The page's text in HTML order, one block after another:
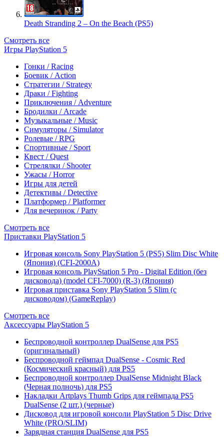
Death Stranding 2 – On the Beach (PS5)
Смотреть все
Игры PlayStation 5
Гонки / Racing
Боевик / Action
Стратегии / Strategy
Драки / Fighting
Приключения / Adventure
Бродилки / Arcade
Музыкальные / Music
Симуляторы / Simulator
Ролевые / RPG
Спортивные / Sport
Квест / Quest
Стрелялки / Shooter
Ужасы / Horror
Игры для детей
Детективы / Detective
Платформер / Platformer
Для вечеринок / Party
Смотреть все
Приставки PlayStation 5
Игровая консоль Sony PlayStation 5 (PS5) Slim Disc White
(Япония) (CFI-2000A)
Игровая консоль PlayStation 5 Pro - Digital Edition (без
дисковода) (model CFI-7000) (R-3) (Япония)
Игровая приставка Sony PlayStation 5 Slim (с
дисководом) (GameReplay)
Смотреть все
Аксессуары PlayStation 5
Беспроводной контроллер DualSense для PS5
(оригинальный)
Беспроводной геймпад DualSense - Cosmic Red
(Космический красный) для PS5
Беспроводной контроллер DualSense Midnight Black
(Черная полночь) для PS5
Накладки Artplays Thumb Grips для геймпада PS5
DualSense (2 шт.) (черные)
Дисковод для игровой консоли PlayStation 5 Disc Drive
White (PRO/SLIM)
Зарядная станция DualSense для PS5